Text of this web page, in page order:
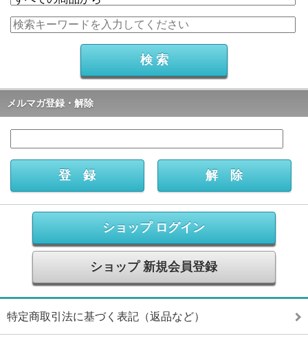
メルマガ登録・解除
ショップ ログイン
ショップ 新規会員登録
特定商取引法に基づく表記（返品など）